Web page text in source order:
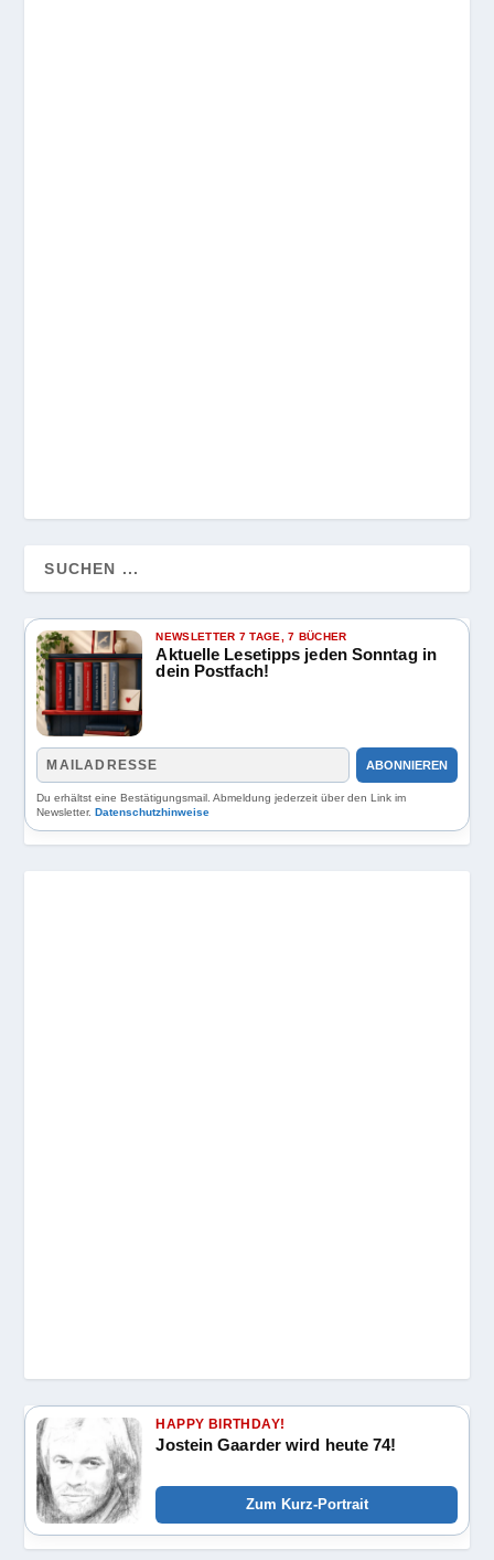
NEWSLETTER 7 TAGE, 7 BÜCHER
Aktuelle Lesetipps jeden Sonntag in
dein Postfach!
ABONNIEREN
Du erhältst eine Bestätigungsmail. Abmeldung jederzeit über den Link im
Newsletter. Datenschutzhinweise
HAPPY BIRTHDAY!
Jostein Gaarder wird heute 74!
Zum Kurz-Portrait